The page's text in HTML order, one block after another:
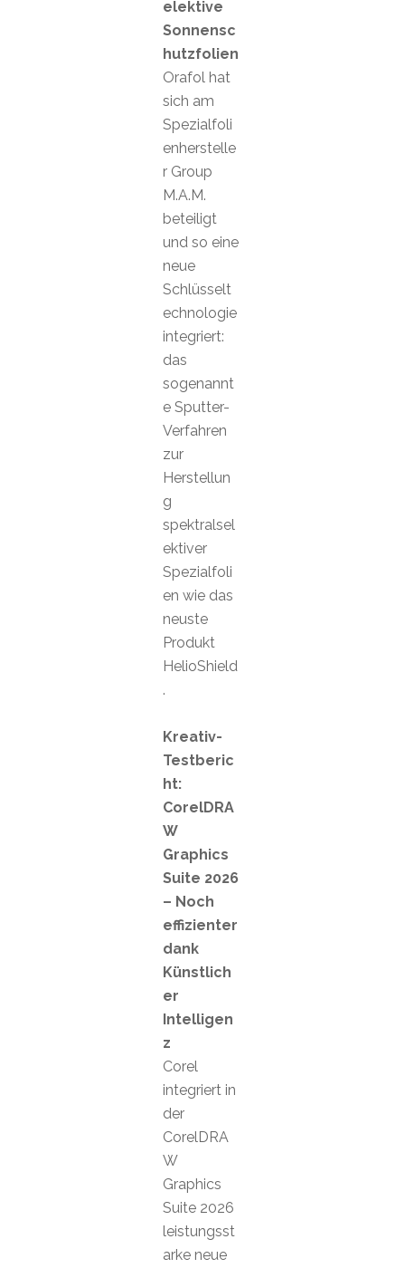
elektive
Sonnensc
hutzfolien
Orafol hat
sich am
Spezialfoli
enherstelle
r Group
M.A.M.
beteiligt
und so eine
neue
Schlüsselt
echnologie
integriert:
das
sogenannt
e Sputter-
Verfahren
zur
Herstellun
g
spektralsel
ektiver
Spezialfoli
en wie das
neuste
Produkt
HelioShield
.
Kreativ-
Testberic
ht:
CorelDRA
W
Graphics
Suite 2026
– Noch
effizienter
dank
Künstlich
er
Intelligen
z
Corel
integriert in
der
CorelDRA
W
Graphics
Suite 2026
leistungsst
arke neue